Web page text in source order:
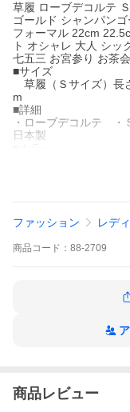
草履 ローブデコルテ
ゴールド シャンパン
フォーマル 22cm
ト オシャレ 大人 シッ
七五三 お宮参り お茶
■サイズ
草履（Ｓサイズ）
m
■詳細
・ローブデコルテ ・
日本製
ンなどにもみえます）
オールシーズン
結婚式 卒業式 謝恩会
・合成皮革 ・ポリエ
・フォーマルシーン
・角度によって色が
状態
ファッション レデ
商品 コード： 88-2709
商品レビュー